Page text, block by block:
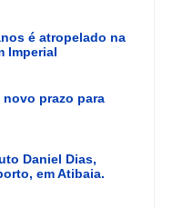
é atropelado na
Imperial
novo prazo para
Daniel Dias,
em Atibaia.